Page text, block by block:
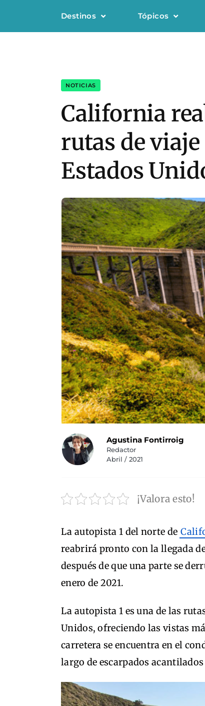
Destinos Tópicos
NOTICIAS
California
rutas de
Estados
Agustina Fontirroig
Redactor
Abril / 2021
¡Valora esto!
La autopista 1 del norte de
reabrirá pronto con la llegada
después de que una parte se
enero de 2021.
La autopista 1 es una de las
Unidos, ofreciendo las vistas
carretera se encuentra en el
largo de escarpados